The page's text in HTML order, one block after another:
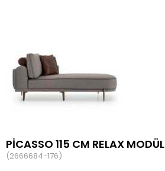
PİCASSO 115 CM RELAX MODÜL
(2666684-176)